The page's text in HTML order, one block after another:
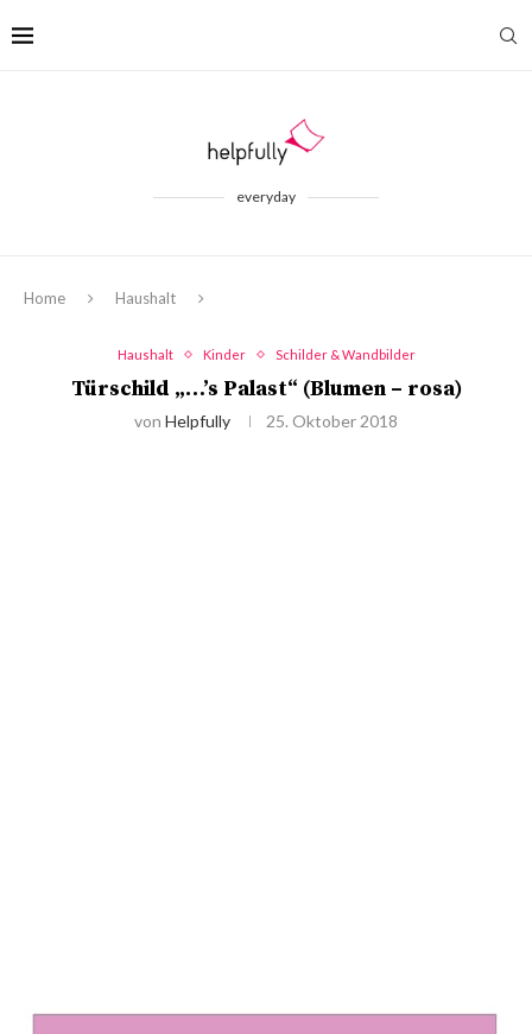
everyday
Home Haushalt
Haushalt Kinder Schilder & Wandbilder
Türschild „…’s Palast“ (Blumen – rosa)
von Helpfully 25. Oktober 2018